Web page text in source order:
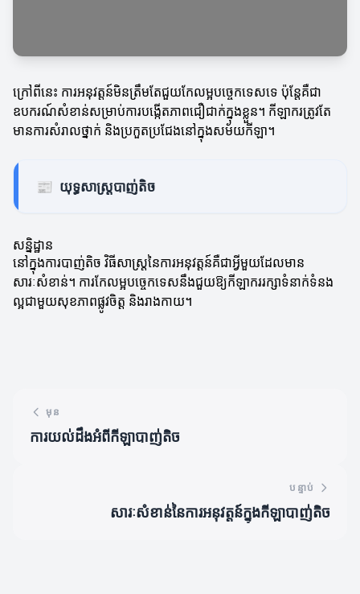
ក្រៅពីនេះ ការអនុវត្តន៍មិនត្រឹមតែជួយកែលម្អបច្ចេកទេសទេ ប៉ុន្តែគឺជា
ឧបករណ៍សំខាន់សម្រាប់ការបង្កើតភាពជឿជាក់ក្នុងខ្លួន។ កីឡាករ​ត្រូវតែ
មានការសំរាលថ្នាក់ និងប្រកួតប្រជែងនៅក្នុងសម័យកីឡា។
📰 យុទ្ធសាស្ត្របាញ់តិច
សន្និដ្ឋាន
នៅក្នុងការបាញ់តិច វិធីសាស្ត្រនៃការអនុវត្តន៍គឺជាអ្វីមួយដែលមាន
សារៈសំខាន់។ ការកែលម្អបច្ចេកទេសនឹងជួយឱ្យកីឡាកររក្សាទំនាក់ទំនង
ល្អជាមួយសុខភាពផ្លូវចិត្ត និងរាងកាយ។
មុន
ការយល់ដឹងអំពីកីឡាបាញ់តិច
បន្ទាប់
សារៈសំខាន់នៃការអនុវត្តន៍ក្នុងកីឡាបាញ់តិច